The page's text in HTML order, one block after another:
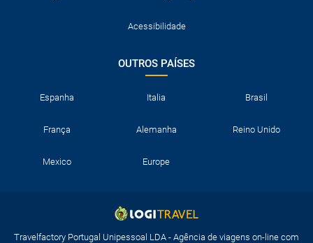
Acessibilidade
OUTROS PAÍSES
Espanha Italia Brasil
França Alemanha Reino Unido
Mexico Europe
Travelfactory Portugal Unipessoal LDA - Agência de viagens on-line com